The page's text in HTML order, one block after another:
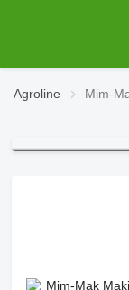
Agroline Mim-